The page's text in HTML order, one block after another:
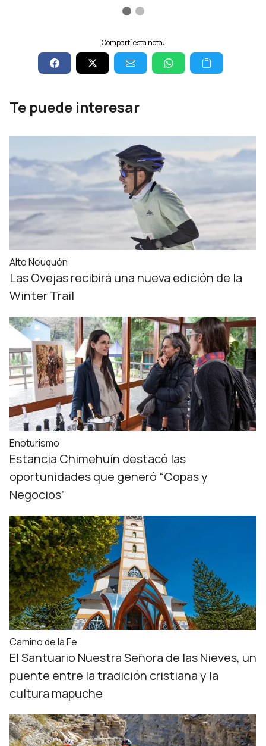
Compartí esta nota:
Te puede interesar
Alto Neuquén
Las Ovejas recibirá una nueva edición de la
Winter Trail
Enoturismo
Estancia Chimehuín destacó las
oportunidades que generó “Copas y
Negocios”
Camino de la Fe
El Santuario Nuestra Señora de las Nieves, un
puente entre la tradición cristiana y la
cultura mapuche